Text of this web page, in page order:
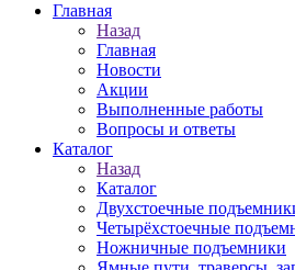
Главная
Назад
Главная
Новости
Акции
Выполненные работы
Вопросы и ответы
Каталог
Назад
Каталог
Двухстоечные
Четырёхстоечные
Ножничные подъемники